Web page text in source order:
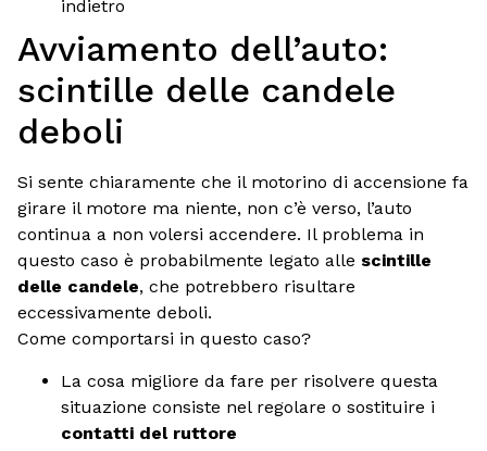
indietro
Avviamento dell’auto:
scintille delle candele
deboli
Si sente chiaramente che il motorino di accensione fa
girare il motore ma niente, non c’è verso, l’auto
continua a non volersi accendere. Il problema in
questo caso è probabilmente legato alle scintille
delle candele, che potrebbero risultare
eccessivamente deboli.
Come comportarsi in questo caso?
La cosa migliore da fare per risolvere questa
situazione consiste nel regolare o sostituire i
contatti del ruttore